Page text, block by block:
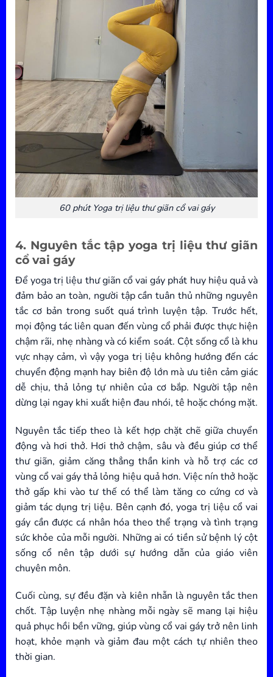
60 phút Yoga trị liệu thư giãn cổ vai gáy
4. Nguyên tắc tập yoga trị liệu thư giãn
cổ vai gáy
Để yoga trị liệu thư giãn cổ vai gáy phát huy hiệu quả và
đảm bảo an toàn, người tập cần tuân thủ những nguyên
tắc cơ bản trong suốt quá trình luyện tập. Trước hết,
mọi động tác liên quan đến vùng cổ phải được thực hiện
chậm rãi, nhẹ nhàng và có kiểm soát. Cột sống cổ là khu
vực nhạy cảm, vì vậy yoga trị liệu không hướng đến các
chuyển động mạnh hay biên độ lớn mà ưu tiên cảm giác
dễ chịu, thả lỏng tự nhiên của cơ bắp. Người tập nên
dừng lại ngay khi xuất hiện đau nhói, tê hoặc chóng mặt.
Nguyên tắc tiếp theo là kết hợp chặt chẽ giữa chuyển
động và hơi thở. Hơi thở chậm, sâu và đều giúp cơ thể
thư giãn, giảm căng thẳng thần kinh và hỗ trợ các cơ
vùng cổ vai gáy thả lỏng hiệu quả hơn. Việc nín thở hoặc
thở gấp khi vào tư thế có thể làm tăng co cứng cơ và
giảm tác dụng trị liệu. Bên cạnh đó, yoga trị liệu cổ vai
gáy cần được cá nhân hóa theo thể trạng và tình trạng
sức khỏe của mỗi người. Những ai có tiền sử bệnh lý cột
sống cổ nên tập dưới sự hướng dẫn của giáo viên
chuyên môn.
Cuối cùng, sự đều đặn và kiên nhẫn là nguyên tắc then
chốt. Tập luyện nhẹ nhàng mỗi ngày sẽ mang lại hiệu
quả phục hồi bền vững, giúp vùng cổ vai gáy trở nên linh
hoạt, khỏe mạnh và giảm đau một cách tự nhiên theo
thời gian.